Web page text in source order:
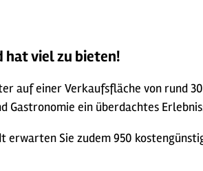
hat viel zu bieten!
auf einer Verkaufsfläche von rund
Gastronomie ein überdachtes
erwarten Sie zudem 950